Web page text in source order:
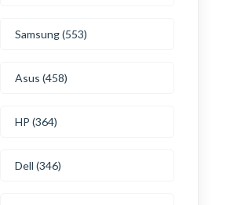
Samsung (553)
Asus (458)
HP (364)
Dell (346)